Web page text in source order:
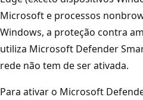
Microsoft e processos
Windows, a proteção contra
utiliza Microsoft Defender
rede não tem de ser ativada.
Para ativar o Microsoft